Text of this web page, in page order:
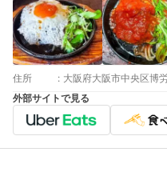
住所 : 大阪府大阪市中央区博
外部サイトで見る